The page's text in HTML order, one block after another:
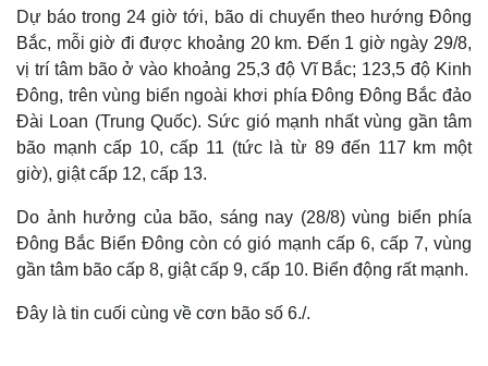
Dự báo trong 24 giờ tới, bão di chuyển theo hướng Đông
Bắc, mỗi giờ đi được khoảng 20 km. Đến 1 giờ ngày 29/8,
vị trí tâm bão ở vào khoảng 25,3 độ Vĩ Bắc; 123,5 độ Kinh
Đông, trên vùng biển ngoài khơi phía Đông Đông Bắc đảo
Đài Loan (Trung Quốc). Sức gió mạnh nhất vùng gần tâm
bão mạnh cấp 10, cấp 11 (tức là từ 89 đến 117 km một
giờ), giật cấp 12, cấp 13.
Do ảnh hưởng của bão, sáng nay (28/8) vùng biển phía
Đông Bắc Biển Đông còn có gió mạnh cấp 6, cấp 7, vùng
gần tâm bão cấp 8, giật cấp 9, cấp 10. Biển động rất mạnh.
Đây là tin cuối cùng về cơn bão số 6./.